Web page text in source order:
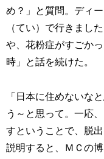
め？」と質問。ディ
（てい）で行きまし
や、花粉症がすごか
時」と話を続けた。
「日本に住めないな
う～と思って。一応
すということで、脱
説明すると、ＭＣの